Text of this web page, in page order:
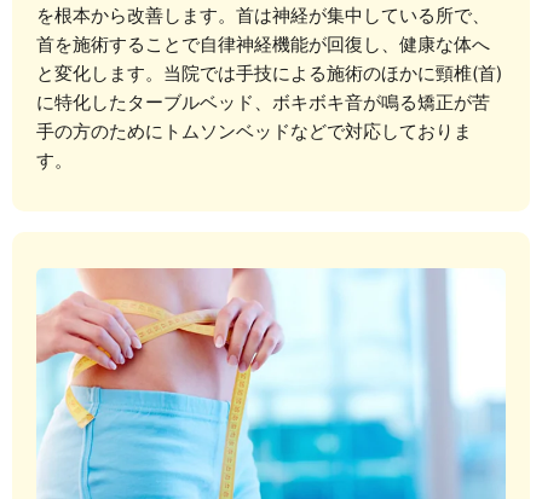
を根本から改善します。首は神経が集中している所で、
首を施術することで自律神経機能が回復し、健康な体へ
と変化します。当院では手技による施術のほかに頸椎(首)
に特化したターブルベッド、ボキボキ音が鳴る矯正が苦
手の方のためにトムソンベッドなどで対応しておりま
す。